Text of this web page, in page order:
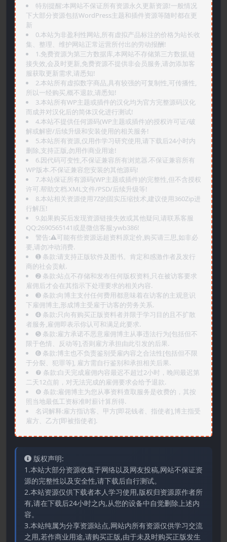
特别提醒:本网站不保证所有资源永久更新资源!一般情况
下大部分资源包括WordPress主题和插件资源等随时都在更
新
0.本站为非盈利性网站,所有虚拟产品标注的价格为站长收
集、整理、维护网站正常运营所付出的劳动报酬!
1.免费资源为第三方数据库,本网站不存储第三方数据,链
接失效,会及时更新,免费资源不提供非会员服务,请勿添加客
服获取更新需求,请悉知!
2.本站所有虚拟数字商品,具有较强的可复制性,可传播性,
所以一经购买,概不退款,请悉知!
3.本站所有WP主题或插件的汉化均为官方完整源码汉化
而成并对汉化后的简体汉化进行测试!
4.本站不提供任何源码(WP主题或插件)的授权许可证/破
解或解密/后续升级和安装使用的相关服务!
5.本站所有资源,仅用作学习研究使用,请下载后24小时内
删除,支持正版,勿用作商业用途!
6.因代码可变性,不保证兼容所有浏览器.不保证兼容所有
WP版本.不保证兼容您安装的其他源码!
7.本站保证所有源码(WP主题或插件)的完整性,但不含授权
许可.帮助文档.XML文件/PSD/后续升级等!
8.本站相关资源使用7Z的固实压缩技术,建议使用360Zip进
行解压!
9.如果购买后发现资源链接失效或其他疑问,请联系客服
QQ:2690565141或是微信客服:ywb386!
警告:⚠️可能有些资源远超资料原定价,购买请三思,如非必
要,请勿冲动消费.
➊️ 条款:请支持正版软件及图书。肯定和感激作者及发行
商的社会贡献.
➋️ 条款:站点不存储和发布任何版权资料,只在被访客要求
雇佣后才会在其指示下处理要求的相关内容.
➌️ 条款:向博主支付任何费用都意味着在访客的主观意识
下雇佣博主,形成博主受雇于访客的劳务关系.
➍️ 条款:只向有购买正版资料者并限于学习目的且不扩散
者服务,雇佣即表示你认可和满足此要求.
➎ 条款:雇方承诺不恶意雇佣博主从事违法行为[包括但不
限于色情、反动等],否则雇方承担由此引发的后果.
➏️ 条款:博主也不负责鉴别受雇内容之合法性[包括但不限
于分裂、犯罪等], 雇方需自行鉴别和承担相关后果.
❼ 条款:白天完成雇佣内容最迟不超过2小时，晚间最迟第
二天12点前，对无法完成的雇佣要求会给予退款.
❽ 条款:雇佣博主为您从事资料查取服务是收费的，其按
照当地最低工资标准时薪计算所得.
名词解释:雇方指访客、甲方[即花钱者、指使者],博主指受
雇方、乙方[即被指使者].
版权声明:
1.本站大部分资源收集于网络以及网友投稿,网站不保证资
源的完整性以及安全性,请下载后自行测试。
2.本站资源仅供下载者本人学习使用,版权归资源原作者所
有,请在下载后24小时之内,从您的设备中自觉删除上述内
容。
3.本站纯属为分享资源站点,网站内所有资源仅供学习交流
之用,若作商业用途,请购买正版,由于未及时购买正版发生